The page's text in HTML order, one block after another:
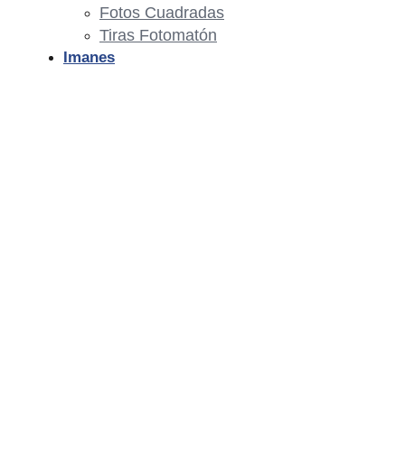
Fotos Cuadradas
Tiras Fotomatón
Imanes